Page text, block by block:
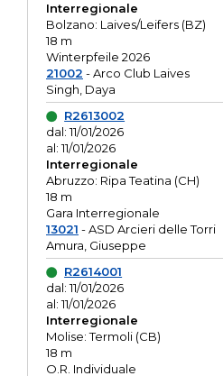
Interregionale
Bolzano: Laives/Leifers (BZ)
18 m
Winterpfeile 2026
21002 - Arco Club Laives
Singh, Daya
R2613002
dal: 11/01/2026
al: 11/01/2026
Interregionale
Abruzzo: Ripa Teatina (CH)
18 m
Gara Interregionale
13021 - ASD Arcieri delle Torri
Amura, Giuseppe
R2614001
dal: 11/01/2026
al: 11/01/2026
Interregionale
Molise: Termoli (CB)
18 m
O.R. Individuale